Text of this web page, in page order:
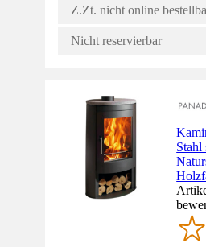
Z.Zt. nicht online
Nicht reservierbar